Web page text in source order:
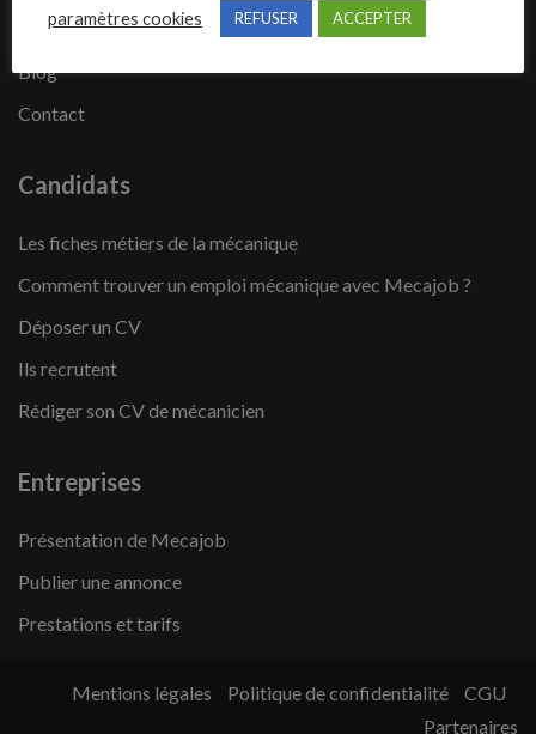
Questions fréquentes
Blog
Contact
Candidats
Les fiches métiers de la mécanique
Comment trouver un emploi mécanique avec Mecajob ?
Déposer un CV
Ils recrutent
Rédiger son CV de mécanicien
Entreprises
Présentation de Mecajob
Publier une annonce
Prestations et tarifs
Mentions légales Politique de confidentialité
CGU
Partenaires
paramètres cookies REFUSER ACCEPTER